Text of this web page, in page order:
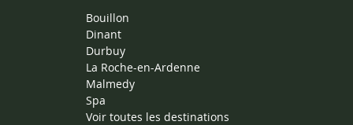
Bouillon
Dinant
Durbuy
La Roche-en-Ardenne
Malmedy
Spa
Voir toutes les destinations